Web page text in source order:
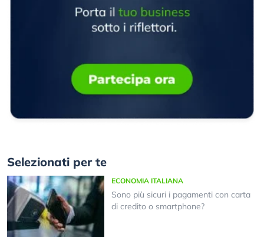
Selezionati per te
ECONOMIA ITALIANA
Sono più sicuri i pagamenti con carta
di credito o smartphone?